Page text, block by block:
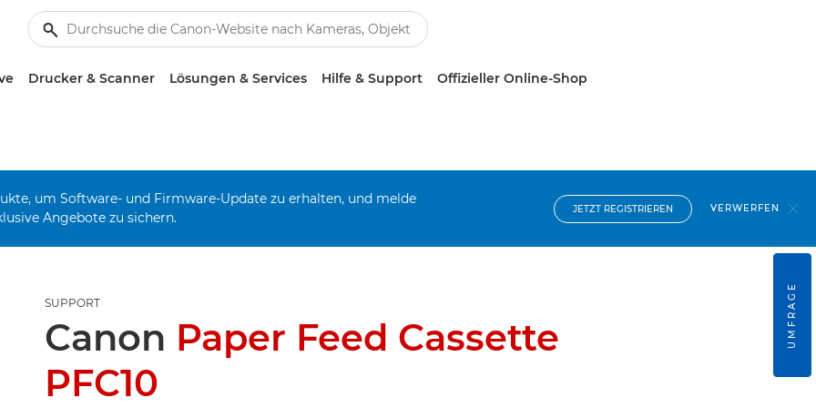
Drucker & Scanner Lösungen & Services Hilfe & Support Offizieller Online-Shop
um Software- und Firmware-Update zu erhalten, und melde
Angebote zu sichern.
JETZT REGISTRIEREN VERWERFEN
SUPPORT
Canon Paper Feed Cassette
PFC10
UMFRAGE